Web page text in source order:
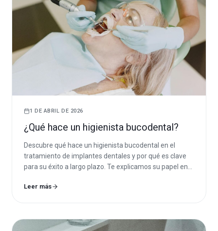
1 DE ABRIL DE 2026
¿Qué hace un higienista bucodental?
Descubre qué hace un higienista bucodental en el
tratamiento de implantes dentales y por qué es clave
para su éxito a largo plazo. Te explicamos su papel en
periimplantitis.
Leer más